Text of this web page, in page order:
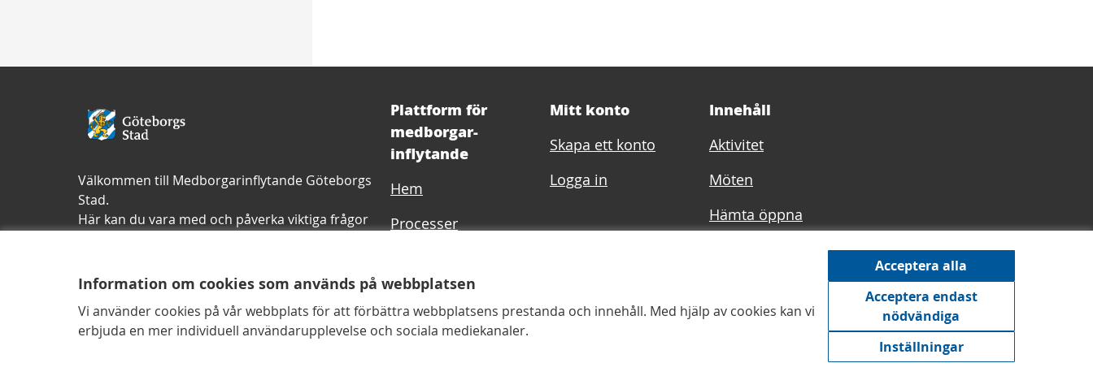
Information om cookies som används på webbplatsen
Vi använder cookies på vår webbplats för att förbättra webbplatsens prestanda och innehåll. Med hjälp av cookies kan vi
erbjuda en mer individuell användarupplevelse och sociala mediekanaler.
Acceptera alla
Acceptera endast
nödvändiga
Inställningar
Välkommen till Medborgarinflytande Göteborgs
Stad.
Här kan du vara med och påverka viktiga frågor
gör skillnad!
Plattform för
medborgar-
inflytande
Hem
Processer
Mitt konto
Skapa ett konto
Logga in
Innehåll
Aktivitet
Möten
Hämta öppna
datafiler